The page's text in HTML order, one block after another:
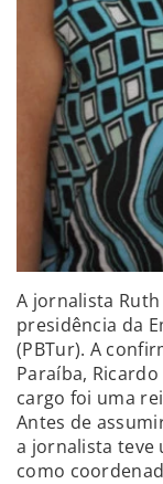
A jornalista
presidência da
(PBTur). A
Paraíba,
cargo foi uma
Antes de
a jornalista teve
como